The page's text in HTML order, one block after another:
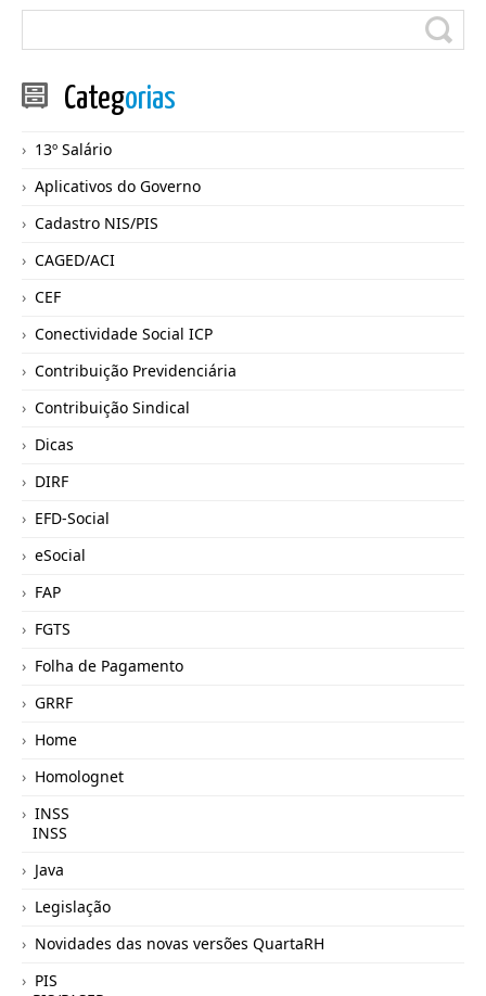
Categorias
13º Salário
Aplicativos do Governo
Cadastro NIS/PIS
CAGED/ACI
CEF
Conectividade Social ICP
Contribuição Previdenciária
Contribuição Sindical
Dicas
DIRF
EFD-Social
eSocial
FAP
FGTS
Folha de Pagamento
GRRF
Home
Homolognet
INSS
INSS
Java
Legislação
Novidades das novas versões QuartaRH
PIS